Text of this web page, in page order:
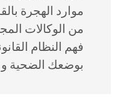
موارد الهجرة
من الوكالات
فهم النظام
بوضعك الضحية